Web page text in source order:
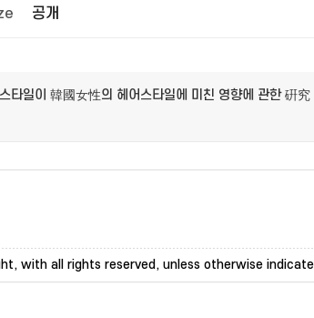
공개
일이 韓國女性의 헤어스타일에 미친 영향에 관한 硏究
with all rights reserved, unless otherwise